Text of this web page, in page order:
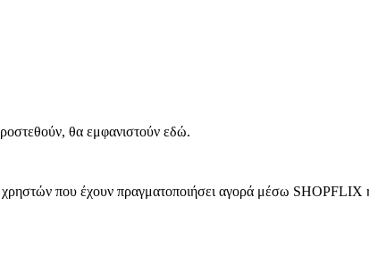
θα εμφανιστούν εδώ.
χρηστών που έχουν πραγματοποιήσει αγορά μέσω SHOPFLIX